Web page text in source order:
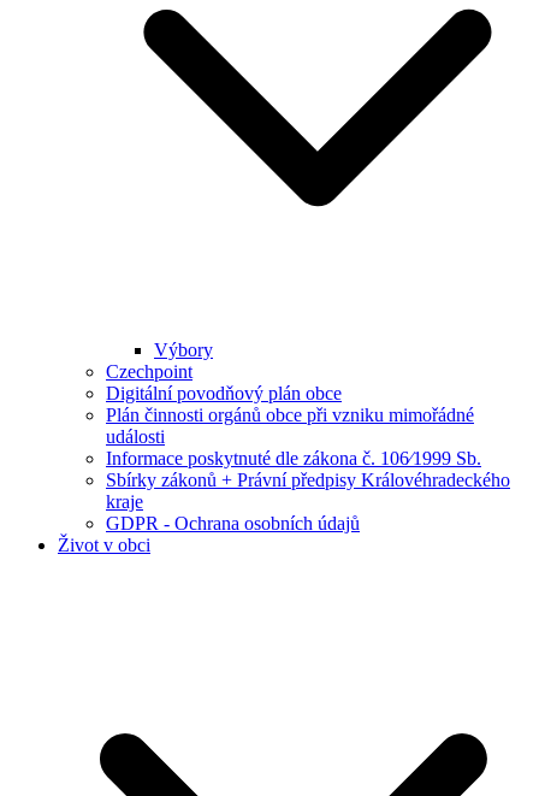
Výbory
Czechpoint
Digitální povodňový plán obce
Plán činnosti orgánů obce při vzniku mimořádné
události
Informace poskytnuté dle zákona č. 106⁄1999 Sb.
Sbírky zákonů + Právní předpisy Královéhradeckého
kraje
GDPR - Ochrana osobních údajů
Život v obci